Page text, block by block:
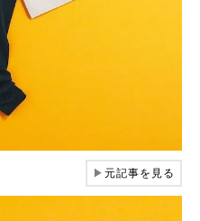
▶元記事を見る